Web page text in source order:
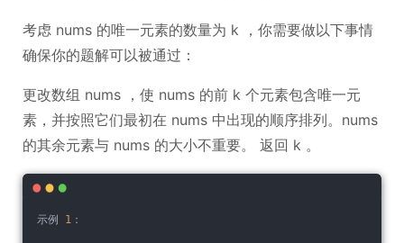
考虑 nums 的唯一元素的数量为 k ，你需要做以下事情
确保你的题解可以被通过：
更改数组 nums ，使 nums 的前 k 个元素包含唯一元
素，并按照它们最初在 nums 中出现的顺序排列。nums
的其余元素与 nums 的大小不重要。 返回 k 。
示例 1 ：